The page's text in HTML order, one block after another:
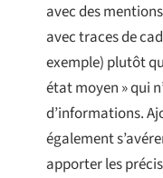
avec des
avec traces de
exemple) plutôt
état moyen » qui
d’informations.
également
apporter les